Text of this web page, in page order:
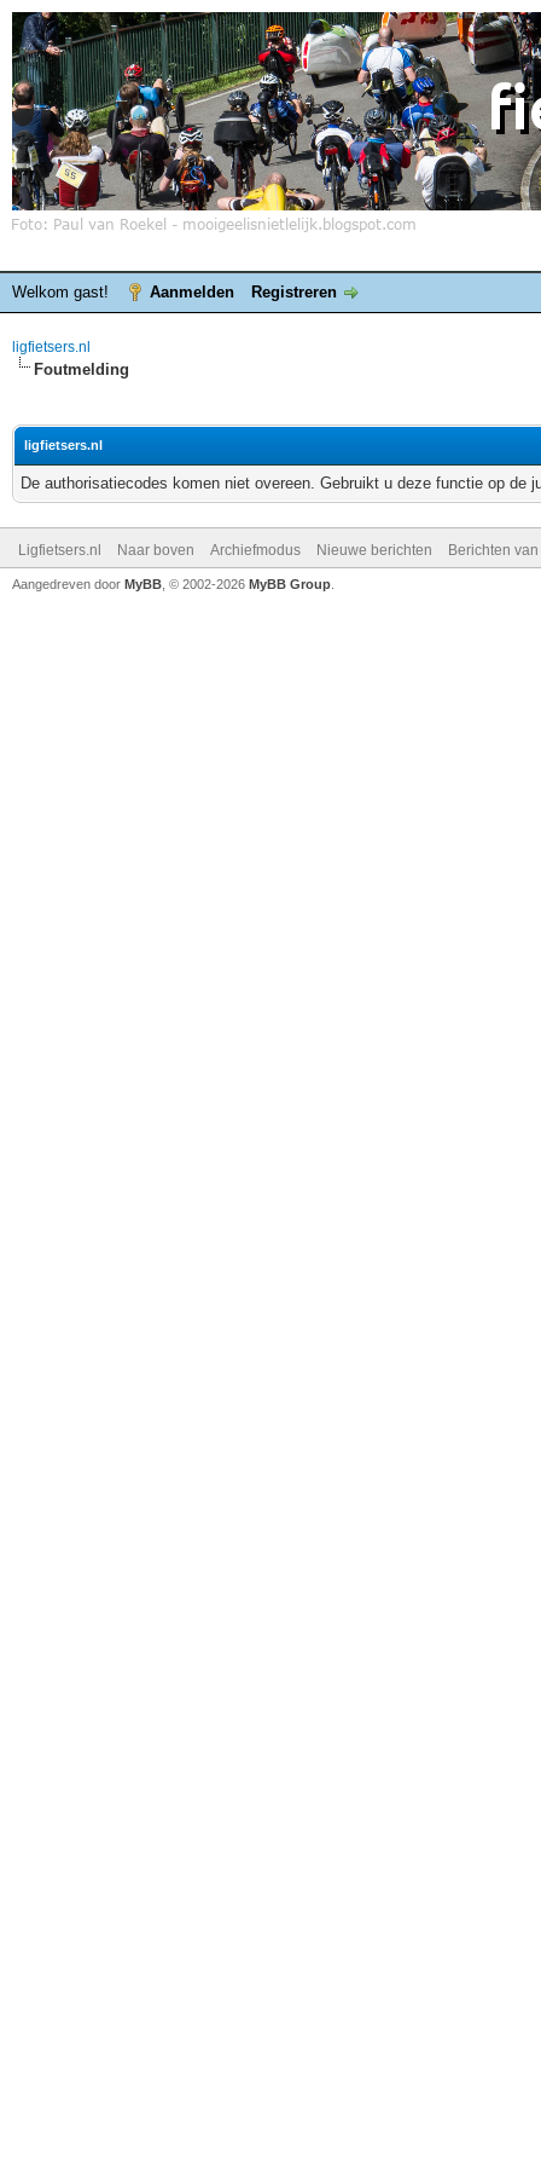
Welkom gast! Aanmelden Registreren
ligfietsers.nl
Foutmelding
ligfietsers.nl
De authorisatiecodes komen niet overeen. Gebruikt u deze functie op de
Ligfietsers.nl Naar boven Archiefmodus Nieuwe berichten Berichten
Aangedreven door MyBB , © 2002-2026 MyBB Group